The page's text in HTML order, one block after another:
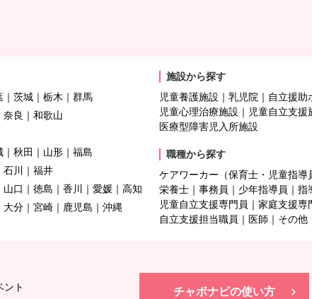
茨城 栃木
群馬
奈良
和歌山
秋田 山形
福島
石川
福井
山口 徳島 香川 愛媛
高知
大分 宮崎 鹿児島 沖縄
施設から探す
児童養護施設
乳児院 自立援助
児童心理治療施設
児童自立支援
医療型障害児入所施設
職種から探す
ケアワーカー（保育士・児童指導
栄養士
事務員 少年指導員 指
児童自立支援専門員
家庭支援専
自立支援担当職員
医師 その他
ント チャボナビの使い方